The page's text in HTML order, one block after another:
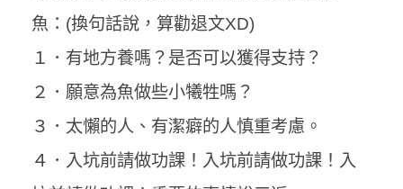
魚：(換句話說，算勸退文XD)
１．有地方養嗎？是否可以獲得支持？
２．願意為魚做些小犧牲嗎？
３．太懶的人、有潔癖的人慎重考慮。
４．入坑前請做功課！入坑前請做功課！入